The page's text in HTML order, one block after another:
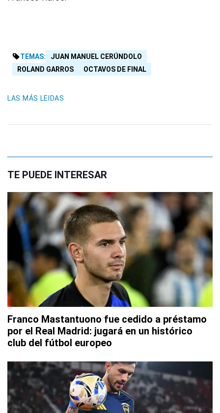
TEMAS:
JUAN MANUEL CERÚNDOLO
ROLAND GARROS
OCTAVOS DE FINAL
LAS MÁS LEIDAS
TE PUEDE INTERESAR
Franco Mastantuono fue cedido a préstamo
por el Real Madrid: jugará en un histórico
club del fútbol europeo